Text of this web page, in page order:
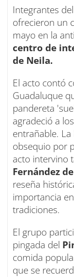
Integrantes
ofrecieron un
mayo en la
centro de
de Neila.
El acto contó
Guadaluque
pandereta
agradeció a
entrañable.
obsequio por
acto intervino
Fernández
reseña
importancia
tradiciones.
El grupo
pingada del
comida
que se